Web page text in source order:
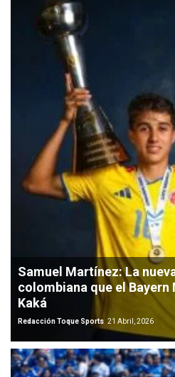
Samuel Martínez: La
colombiana que el
Kaká
Redacción Toque Sports 21 Abril, 2026